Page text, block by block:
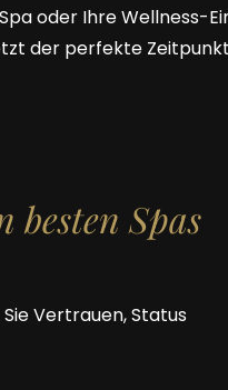
oder Ihre Wellness-
der perfekte
besten Spas
Vertrauen, Status